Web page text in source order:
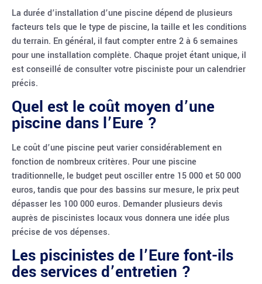
La durée d’installation d’une piscine dépend de plusieurs
facteurs tels que le type de piscine, la taille et les conditions
du terrain. En général, il faut compter entre 2 à 6 semaines
pour une installation complète. Chaque projet étant unique, il
est conseillé de consulter votre pisciniste pour un calendrier
précis.
Quel est le coût moyen d’une
piscine dans l’Eure ?
Le coût d’une piscine peut varier considérablement en
fonction de nombreux critères. Pour une piscine
traditionnelle, le budget peut osciller entre 15 000 et 50 000
euros, tandis que pour des bassins sur mesure, le prix peut
dépasser les 100 000 euros. Demander plusieurs devis
auprès de piscinistes locaux vous donnera une idée plus
précise de vos dépenses.
Les piscinistes de l’Eure font-ils
des services d’entretien ?